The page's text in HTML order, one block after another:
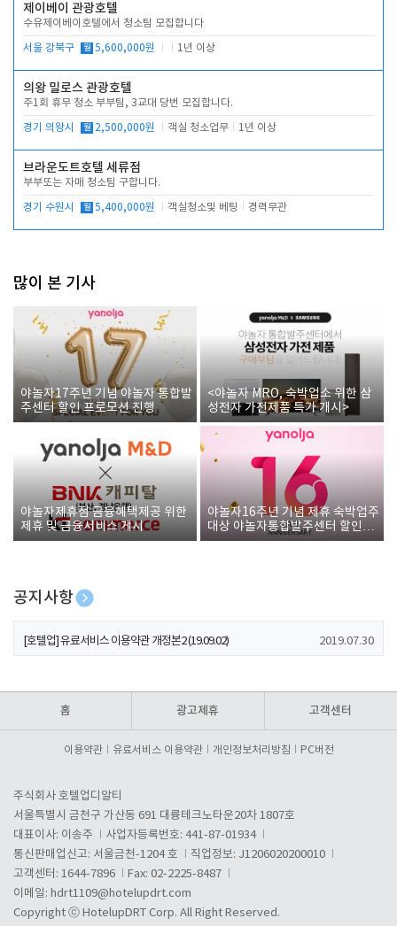
제이베이 관광호텔
수유제이베이호텔에서 청소팀 모집합니다
서울 강북구 월 5,600,000원 1년 이상
의왕 밀로스 관광호텔
주1회 휴무 청소 부부팀, 3교대 당번 모집합니다.
경기 의왕시 월 2,500,000원 객실 청소업무 1년 이상
브라운도트호텔 세류점
부부또는 자매 청소팀 구합니다.
경기 수원시 월 5,400,000원 객실청소및 베팅 경력무관
많이 본 기사
야놀자17주년 기념 야놀자 통합발
주센터 할인 프로모션 진행
<야놀자 MRO, 숙박업소 위한 삼
성전자 가전제품 특가 개시>
야놀자제휴점 금융혜택제공 위한
제휴 및 금융서비스 게시
야놀자16주년 기념 제휴 숙박업주
대상 야놀자통합발주센터 할인쿠
폰 증정
공지사항
[호텔업] 개인정보 처리방침 개정본1 (19.09.02)
[호텔업] 유료서비스 이용약관 개정본2 (19.09.02) 2019.07.30
홈 광고제휴 고객센터
이용약관 유료서비스 이용약관 개인정보처리방침 PC버전
주식회사 호텔업디알티
서울특별시 금천구 가산동 691 대륭테크노타운20차 1807호
대표이사: 이송주
사업자등록번호: 441-87-01934
통신판매업신고: 서울금천-1204 호
직업정보: J1206020200010
고객센터: 1644-7896
Fax: 02-2225-8487
이메일: hdrt1109@hotelupdrt.com
Copyright ⓒ HotelupDRT Corp. All Right Reserved.